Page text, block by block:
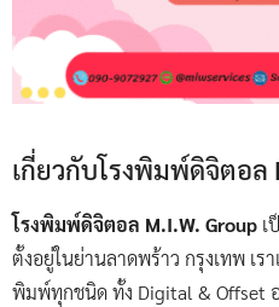
เกี่ยวกับโรงพิมพ์ดิจิตอล
โรงพิมพ์ดิจิตอล M.I.W. Group เ
ตั้งอยู่ในย่านลาดพร้าว กรุงเทพ เ
พิมพ์ทุกชนิด ทั้ง Digital & Offset